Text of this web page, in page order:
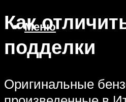
Меню
Как
подделки
Оригинальные